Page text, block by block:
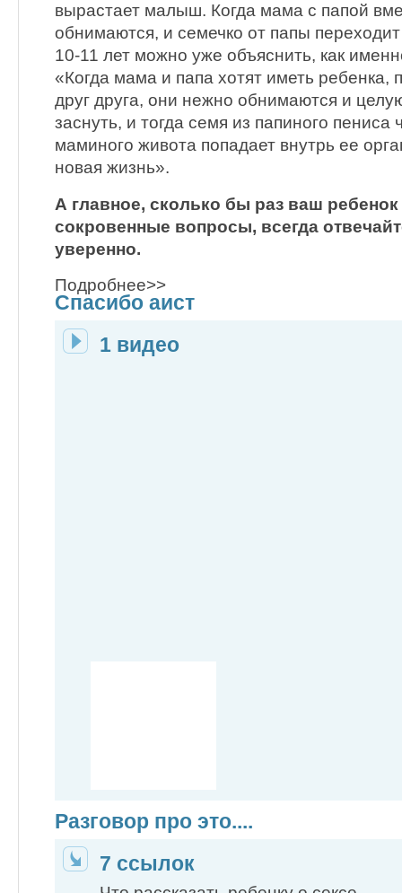
вырастает малыш. Когда мама с папой
обнимаются, и семечко от папы
10-11 лет можно уже объяснить, как
«Когда мама и папа хотят иметь ребенка,
друг друга, они нежно обнимаются и
заснуть, и тогда семя из папиного пениса
маминого живота попадает внутрь ее
новая жизнь».
А главное, сколько бы раз ваш
сокровенные вопросы, всегда
уверенно.
Подробнее>>
Спасибо аист
1 видео
Разговор про это....
7 ссылок